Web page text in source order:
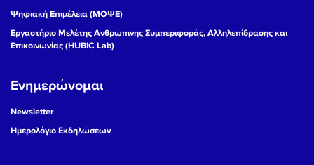
Ψηφιακή Επιμέλεια (ΜΟΨΕ)
Εργαστήριο Μελέτης Ανθρώπινης Συμπεριφοράς, Αλληλεπίδρασης και
Επικοινωνίας (HUBIC Lab)
Ενημερώνομαι
Newsletter
Ημερολόγιο Εκδηλώσεων